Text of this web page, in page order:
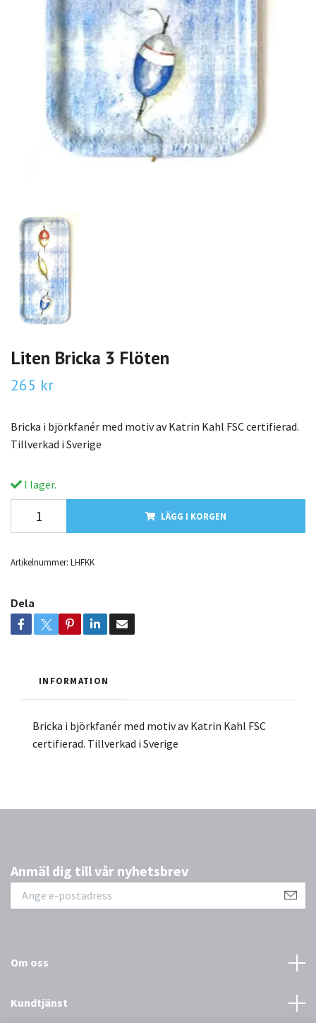
Liten Bricka 3 Flöten
265 kr
Bricka i björkfanér med motiv av Katrin Kahl FSC certifierad.
Tillverkad i Sverige
I lager.
LÄGG I KORGEN
Artikelnummer: LHFKK
Dela
INFORMATION
Bricka i björkfanér med motiv av Katrin Kahl FSC
certifierad. Tillverkad i Sverige
Anmäl dig till vår nyhetsbrev
Om oss
Kundtjänst